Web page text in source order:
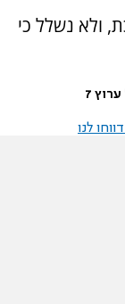
ולא נשלל כי
7
לנו